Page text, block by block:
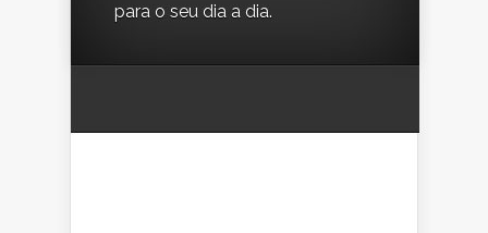
para o seu dia a dia.